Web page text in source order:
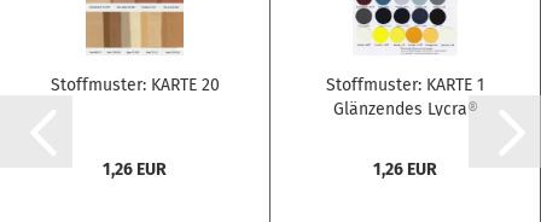
Stoffmuster: KARTE 20
1,26 EUR
Stoffmuster: KARTE 1
Glänzendes Lycra®
1,26 EUR